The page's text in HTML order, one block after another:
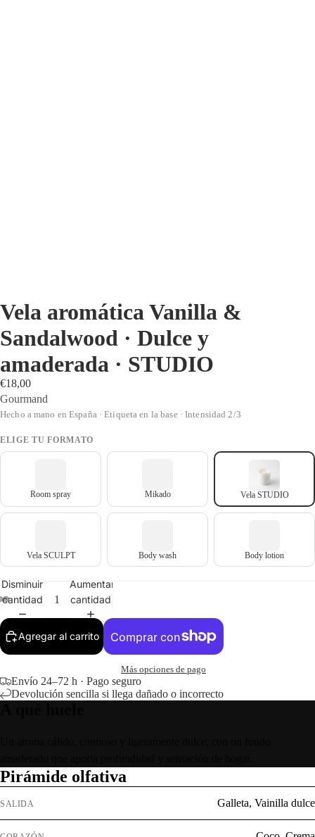
Vela aromática Vanilla &
Sandalwood · Dulce y
amaderada · STUDIO
€18,00
Gourmand
Hecho a mano en España · Etiqueta en la base · Intensidad 2/3
ELIGE TU FORMATO
Room spray Mikado Vela STUDIO
Vela SCULPT Body wash Body lotion
Disminuir
cantidad
Aumentar
cantidad
Agregar al carrito
Más opciones de pago
Envío 24–72 h · Pago seguro
Devolución sencilla si llega dañado o incorrecto
Pirámide olfativa
SALIDA Galleta, Vainilla dulce